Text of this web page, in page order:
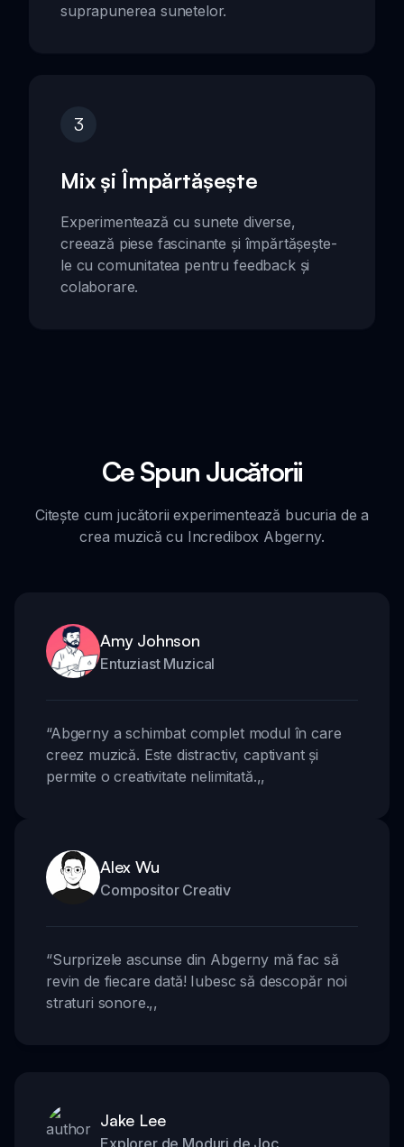
suprapunerea sunetelor.
3
Mix și Împărtășește
Experimentează cu sunete diverse,
creează piese fascinante și împărtășește-
le cu comunitatea pentru feedback și
colaborare.
Ce Spun Jucătorii
Citește cum jucătorii experimentează bucuria de a
crea muzică cu Incredibox Abgerny.
Amy Johnson
Entuziast Muzical
“Abgerny a schimbat complet modul în care
creez muzică. Este distractiv, captivant și
permite o creativitate nelimitată.,,
Alex Wu
Compositor Creativ
“Surprizele ascunse din Abgerny mă fac să
revin de fiecare dată! Iubesc să descopăr noi
straturi sonore.,,
Jake Lee